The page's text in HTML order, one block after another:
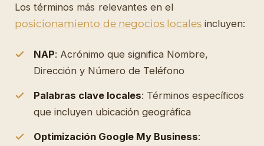
Los términos más relevantes en el
posicionamiento de negocios locales incluyen:
NAP: Acrónimo que significa Nombre,
Dirección y Número de Teléfono
Palabras clave locales: Términos específicos
que incluyen ubicación geográfica
Optimización Google My Business: